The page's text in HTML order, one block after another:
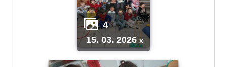
4
15. 03. 2026x